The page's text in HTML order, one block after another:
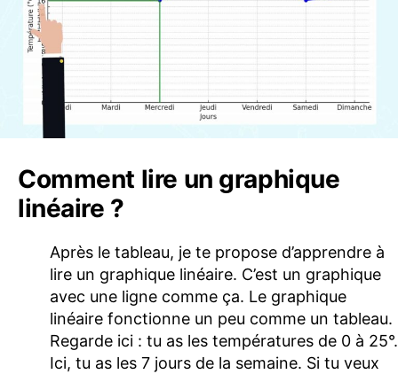
Comment lire un graphique
linéaire ?
Après le tableau, je te propose d’apprendre à
lire un graphique linéaire. C’est un graphique
avec une ligne comme ça. Le graphique
linéaire fonctionne un peu comme un tableau.
Regarde ici : tu as les températures de 0 à 25°.
Ici, tu as les 7 jours de la semaine. Si tu veux